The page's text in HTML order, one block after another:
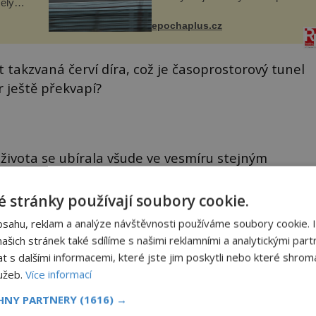
i ztrátou života. Dnes
nepochopiteln...
epochaplus.cz
červí díra, což je časoprostorový tunel
ještě překvapí?
se ubírala všude ve vesmíru stejným
Simona C. Morrise z Cambridge
planet chodí stejně jako my vzpřímeně a po
které by se odvíjely jinou než
Je právě jeho hypotéza správná?
stránky používají soubory cookie.
reklam a analýze návštěvnosti používáme soubory cookie.
stránek také sdílíme s našimi reklamními a analytickými
s dalšími informacemi, které jste jim poskytli nebo které
Více informací
PARTNERY (1616) →